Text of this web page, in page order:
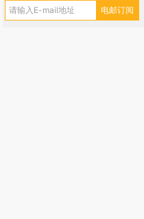
员跨国走私7万